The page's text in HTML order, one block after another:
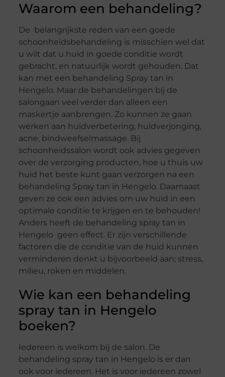
Waarom een behandeling?
De belangrijkste reden van een goede
schoonheidsbehandeling is misschien wel dat
u wilt dat u huid in goede conditie wordt
gebracht, en natuurlijk wordt gehouden. Dat
kan met een behandeling Spray tan in
Hengelo. Maar de behandelingen bij de
salongaan veel verder dan alleen een
maskertje aanbrengen. Zo kunnen ze gaan
werken aan huidverbetering, huidverjonging,
acne, bindweefselmassage. Bij
schoonheidssalon wordt ook advies gegeven
over de verzorging producten, hoe u thuis uw
huid het beste kunt gaan verzorgen na een
behandeling Spray tan in Hengelo. Daarnaast
geven ze ook een advies om uw huid in een
optimale conditie te krijgen en te behouden!
Anders heeft de behandeling spray tan in
Hengelo geen effect. Er zijn verschillende
factoren die de conditie van de huid kunnen
verminderen denkt u bijvoorbeeld aan; stress,
milieu, roken en middelen.
Wie kan een behandeling
spray tan in Hengelo
boeken?
Iedereen is welkom bij de salon. De
behandeling spray tan in Hengelo is er dan
ook voor iedereen. Het is voor iedereen zowel